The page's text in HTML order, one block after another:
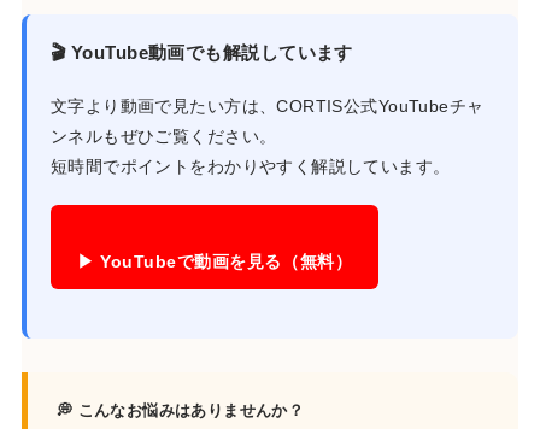
🎬 YouTube動画でも解説しています
文字より動画で見たい方は、CORTIS公式YouTubeチャ
ンネルもぜひご覧ください。
短時間でポイントをわかりやすく解説しています。
▶ YouTubeで動画を見る（無料）
💭 こんなお悩みはありませんか？